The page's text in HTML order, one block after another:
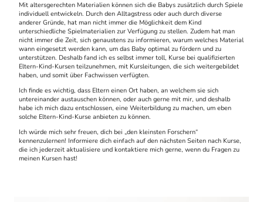
Mit altersgerechten Materialien können sich die Babys zusätzlich durch Spiele
individuell entwickeln. Durch den Alltagstress oder auch durch diverse
anderer Gründe, hat man nicht immer die Möglichkeit dem Kind
unterschiedliche Spielmaterialien zur Verfügung zu stellen. Zudem hat man
nicht immer die Zeit, sich genaustens zu informieren, warum welches Material
wann eingesetzt werden kann, um das Baby optimal zu fördern und zu
unterstützen. Deshalb fand ich es selbst immer toll, Kurse bei qualifizierten
Eltern-Kind-Kursen teilzunehmen, mit Kursleitungen, die sich weitergebildet
haben, und somit über Fachwissen verfügten.
Ich finde es wichtig, dass Eltern einen Ort haben, an welchem sie sich
untereinander austauschen können, oder auch gerne mit mir, und deshalb
habe ich mich dazu entschlossen, eine Weiterbildung zu machen, um eben
solche Eltern-Kind-Kurse anbieten zu können.
Ich würde mich sehr freuen, dich bei „den kleinsten Forschern“
kennenzulernen! Informiere dich einfach auf den nächsten Seiten nach Kurse,
die ich jederzeit aktualisiere und kontaktiere mich gerne, wenn du Fragen zu
meinen Kursen hast!